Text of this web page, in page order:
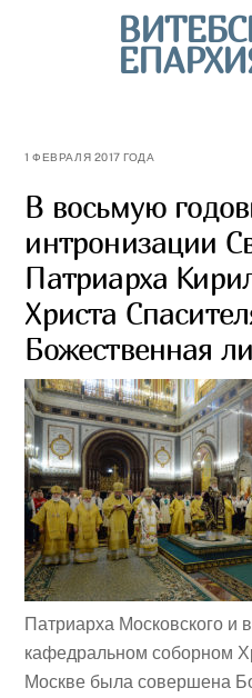
1 ФЕВРАЛЯ 2017 ГОДА
В восьмую
интронизации
Патриарха
Христа
Божественная
Патриарха Московского и
кафедральном соборном
Москве была совершена